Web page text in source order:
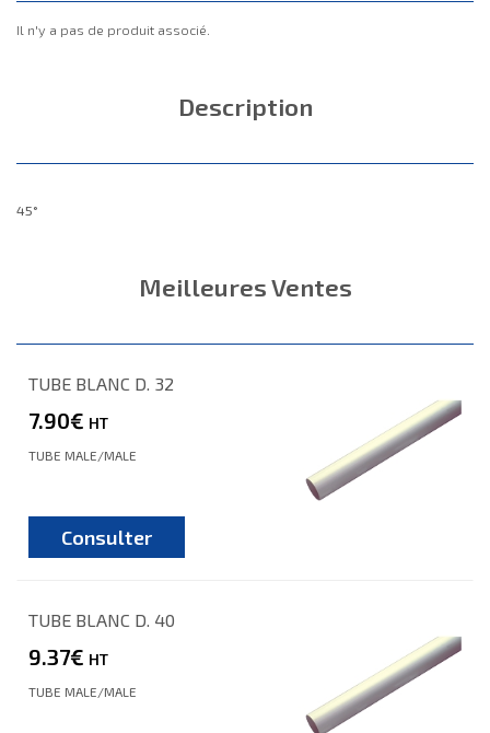
Il n'y a pas de produit associé.
Description
45°
Meilleures Ventes
TUBE BLANC D. 32
7.90€ HT
TUBE MALE/MALE
Consulter
TUBE BLANC D. 40
9.37€ HT
TUBE MALE/MALE